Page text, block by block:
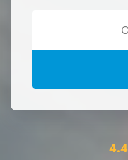
4.4